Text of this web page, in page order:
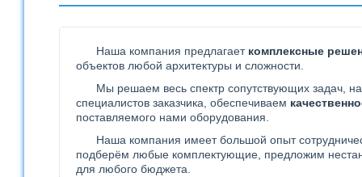
Наша компания предлагает комплексные
объектов любой архитектуры и сложности.
Мы решаем весь спектр сопутствующих задач,
специалистов заказчика, обеспечиваем
поставляемого нами оборудования.
Наша компания имеет большой опыт
подберём любые комплектующие, предложим
для любого бюджета.